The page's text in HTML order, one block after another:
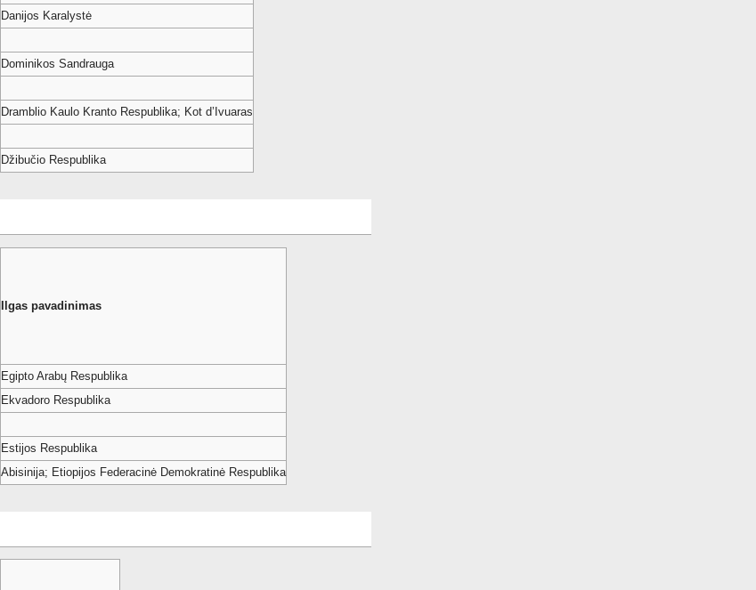
Danijos Karalystė
Dominikos Sandrauga
Dramblio Kaulo Kranto Respublika; Kot d’Ivuaras
Džibučio Respublika
Ilgas pavadinimas
Egipto Arabų Respublika
Ekvadoro Respublika
Estijos Respublika
Abisinija; Etiopijos Federacinė Demokratinė Respublika